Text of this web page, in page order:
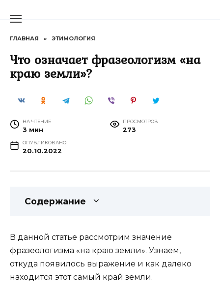
ГЛАВНАЯ » ЭТИМОЛОГИЯ
Что означает фразеологизм «на
краю земли»?
НА ЧТЕНИЕ
3 мин
ПРОСМОТРОВ
273
ОПУБЛИКОВАНО
20.10.2022
Содержание
В данной статье рассмотрим значение
фразеологизма «на краю земли». Узнаем,
откуда появилось выражение и как далеко
находится этот самый край земли.